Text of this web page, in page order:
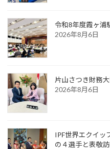
令和8年度霞ヶ浦
2026年8月6日
片山さつき財務
2026年8月6日
IPF世界エクイッ
の４選手と表敬